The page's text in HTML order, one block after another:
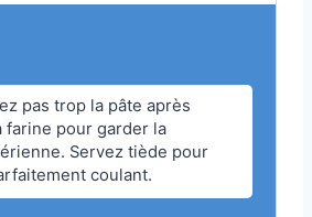
pas trop la pâte après
farine pour garder la
Servez tiède pour
coulant.